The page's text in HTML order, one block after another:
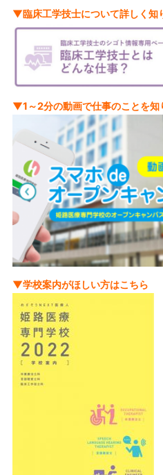
▼臨床工学技士について詳しく知
▼1～2分の動画で仕事のことを知
▼学校案内がほしい方はこちら